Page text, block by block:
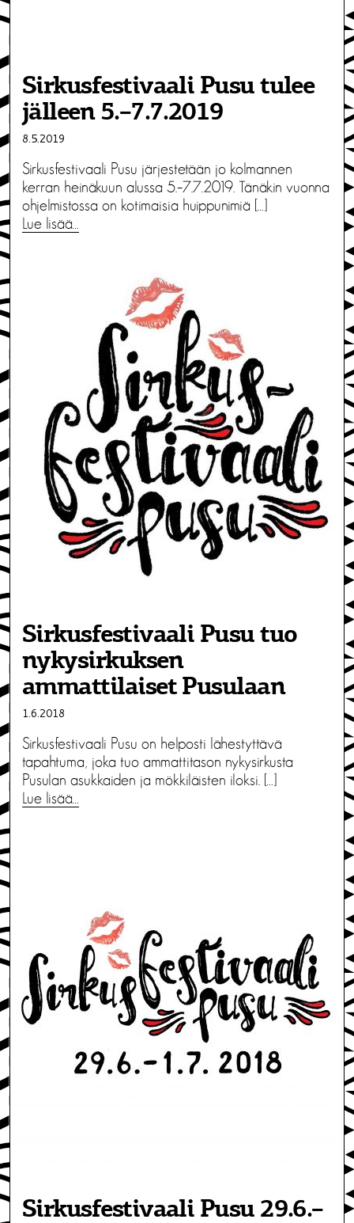
Sirkusfestivaali Pusu tulee
jälleen 5.–7.7.2019
8.5.2019
Sirkusfestivaali Pusu järjestetään jo kolmannen
kerran heinäkuun alussa 5.–7.7.2019. Tänäkin vuonna
ohjelmistossa on kotimaisia huippunimiä […]
Lue lisää…
Sirkusfestivaali Pusu tuo
nykysirkuksen
ammattilaiset Pusulaan
1.6.2018
Sirkusfestivaali Pusu on helposti lähestyttävä
tapahtuma, joka tuo ammattitason nykysirkusta
Pusulan asukkaiden ja mökkiläisten iloksi. […]
Lue lisää…
Sirkusfestivaali Pusu 29.6.–